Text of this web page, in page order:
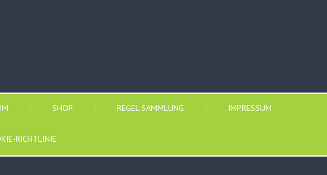
SHOP REGEL SAMMLUNG IMPRESSUM
RICHTLINIE